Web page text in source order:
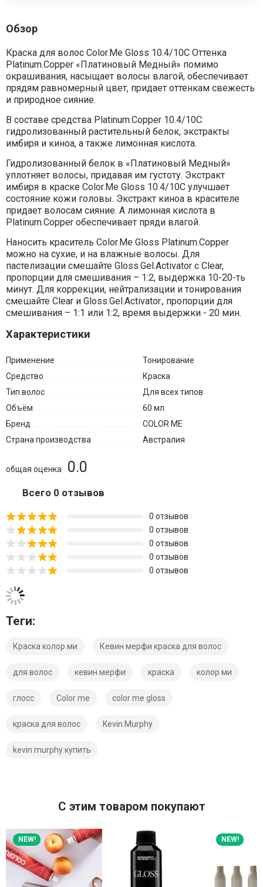
Обзор
Краска для волос Color.Me Gloss 10.4/10С Оттенка
Platinum.Copper «Платиновый Медный» помимо
окрашивания, насыщает волосы влагой, обеспечивает
прядям равномерный цвет, придает оттенкам свежесть
и природное сияние.
В составе средства Platinum.Copper 10.4/10С:
гидролизованный растительный белок, экстракты
имбиря и киноа, а также лимонная кислота.
Гидролизованный белок в «Платиновый Медный»
уплотняет волосы, придавая им густоту. Экстракт
имбиря в краске Color.Me Gloss 10.4/10С улучшает
состояние кожи головы. Экстракт киноа в красителе
придает волосам сияние. А лимонная кислота в
Platinum.Copper обеспечивает пряди влагой.
Наносить краситель Color.Me Gloss Platinum.Copper
можно на сухие, и на влажные волосы. Для
пастелизации смешайте Gloss.Gel.Activator с Clear,
пропорции для смешивания – 1:2, выдержка 10-20-ть
минут. Для коррекции, нейтрализации и тонирования
смешайте Clear и Gloss.Gel.Activator., пропорции для
смешивания – 1:1 или 1:2, время выдержки - 20 мин.
Характеристики
Применение
Тонирование
Средство
Краска
Тип волос
Для всех типов
Объём
60 мл
Бренд
COLOR ME
Страна производства
Австралия
0.0
общая оценка
Всего 0 отзывов
0 отзывов
0 отзывов
0 отзывов
0 отзывов
0 отзывов
Теги:
Краска колор ми Кевин мерфи краска для волос
для волос кевин мерфи краска колор ми
глосс Color me color me gloss
краска для волос Kevin.Murphy
kevin murphy купить
C этим товаром покупают
NEW! NEW!